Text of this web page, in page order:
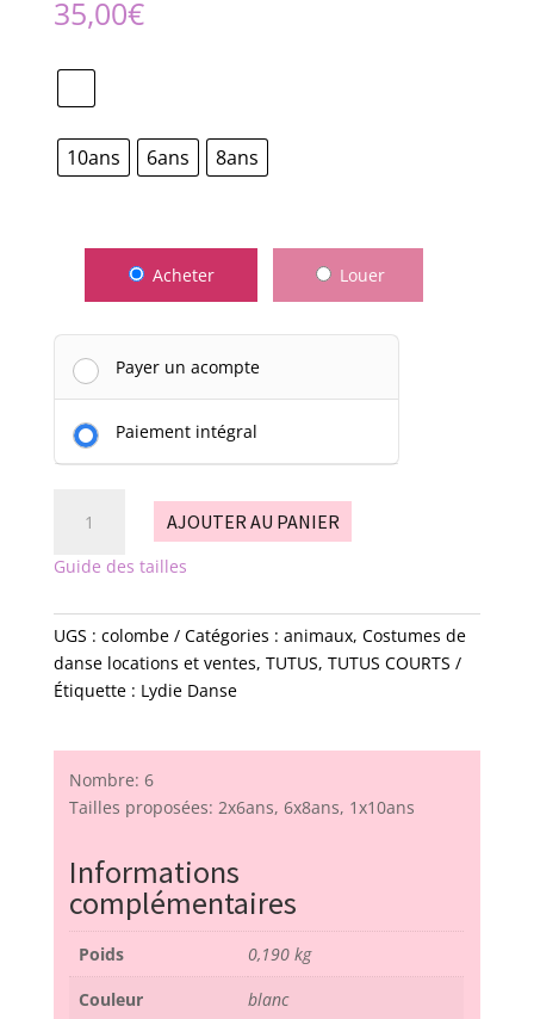
35,00€
10ans 6ans 8ans
Acheter Louer
Payer un acompte
Paiement intégral
Colombe
AJOUTER AU PANIER
Guide des tailles
UGS : colombe Catégories : animaux, Costumes de
danse locations et ventes, TUTUS, TUTUS COURTS
Étiquette : Lydie Danse
Nombre: 6
Tailles proposées: 2x6ans, 6x8ans, 1x10ans
Informations
complémentaires
Poids
0,190 kg
Couleur
blanc